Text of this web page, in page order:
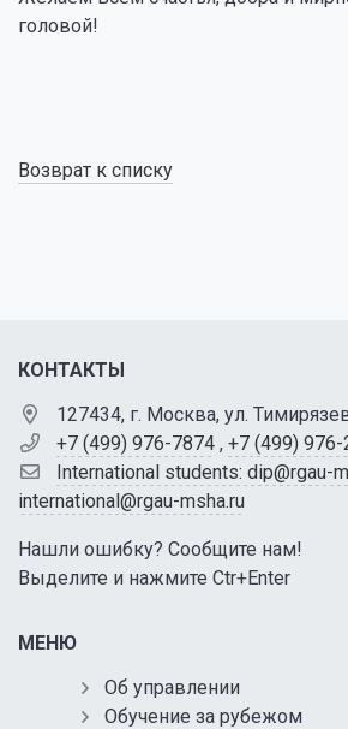
головой!
Возврат к списку
КОНТАКТЫ
127434, г. Москва, ул.
+7 (499) 976-7874 , +7 (499) 976-
International students: dip@rgau-
international@rgau-msha.ru
Нашли ошибку? Сообщите нам!
Выделите и нажмите Ctr+Enter
МЕНЮ
Об управлении
Обучение за рубежом